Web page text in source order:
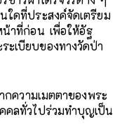
ดที่ประสงค์จัดเตรียม
น้าที่ก่อน เพื่อให้อัฐ
ะเบียบของทางวัดป่า
ความเมตตาของพระ
คลทั่วไปร่วมทำบุญเป็น